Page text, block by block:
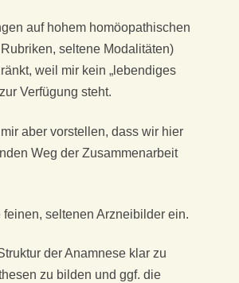
auf hohem homöopathischen
seltene Modalitäten)
weil mir kein „lebendiges
Verfügung steht.
mir aber vorstellen, dass wir hier
Weg der Zusammenarbeit
feinen, seltenen Arzneibilder ein.
der Anamnese klar zu
zu bilden und ggf. die